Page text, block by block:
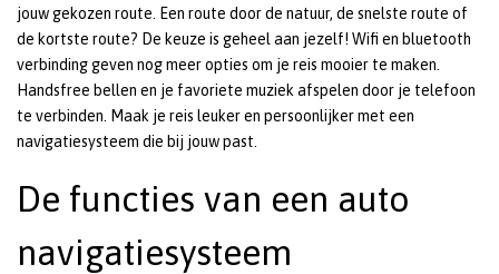
jouw gekozen route. Een route door de natuur, de snelste route of
de kortste route? De keuze is geheel aan jezelf! Wifi en bluetooth
verbinding geven nog meer opties om je reis mooier te maken.
Handsfree bellen en je favoriete muziek afspelen door je telefoon
te verbinden. Maak je reis leuker en persoonlijker met een
navigatiesysteem die bij jouw past.
De functies van een auto
navigatiesysteem